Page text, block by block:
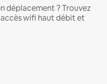
déplacement ? Trouvez
wifi haut débit et